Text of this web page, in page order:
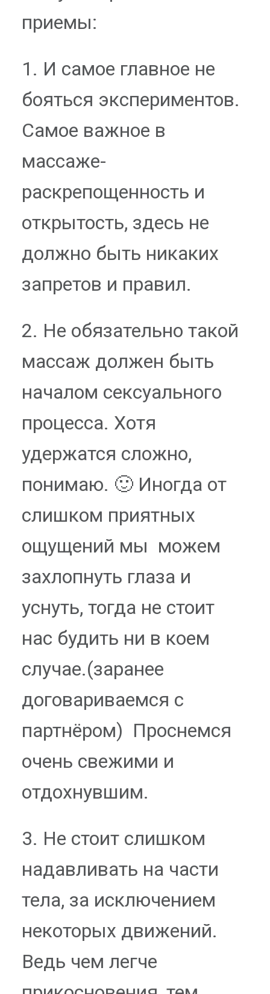
приемы:
1. И самое главное не
бояться экспериментов.
Самое важное в
массаже-
раскрепощенность и
открытость, здесь не
должно быть никаких
запретов и правил.
2. Не обязательно такой
массаж должен быть
началом сексуального
процесса. Хотя
удержатся сложно,
понимаю. 🙂 Иногда от
слишком приятных
ощущений мы можем
захлопнуть глаза и
уснуть, тогда не стоит
нас будить ни в коем
случае.(заранее
договариваемся с
партнёром) Проснемся
очень свежими и
отдохнувшим.
3. Не стоит слишком
надавливать на части
тела, за исключением
некоторых движений.
Ведь чем легче